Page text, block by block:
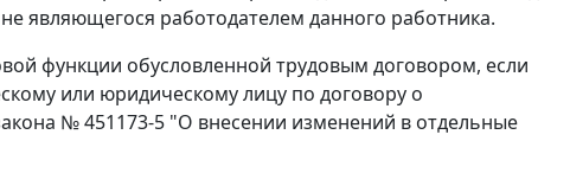
являющегося работодателем данного работника.
функции обусловленной трудовым договором, если
или юридическому лицу по договору о
№ 451173-5 "О внесении изменений в отдельные